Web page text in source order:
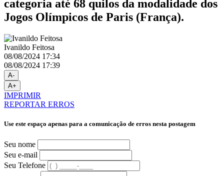
categoria até 68 quilos da modalidade dos
Jogos Olímpicos de Paris (França).
Ivanildo Feitosa
08/08/2024 17:34
08/08/2024 17:39
A-
A+
IMPRIMIR
REPORTAR ERROS
Use este espaço apenas para a comunicação de erros nesta postagem
Seu nome
Seu e-mail
Seu Telefone